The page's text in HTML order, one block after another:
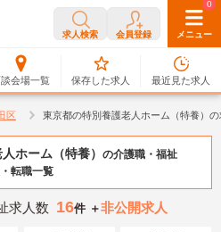
求人検索 会員登録 メニュー
会場一覧
0
保存した求人
0
最近見た求人
区 東京都の特別養護老人ホーム（特養）
ホーム（特養） の介護職・福祉
転職一覧
求人数 16件 ＋非公開求人